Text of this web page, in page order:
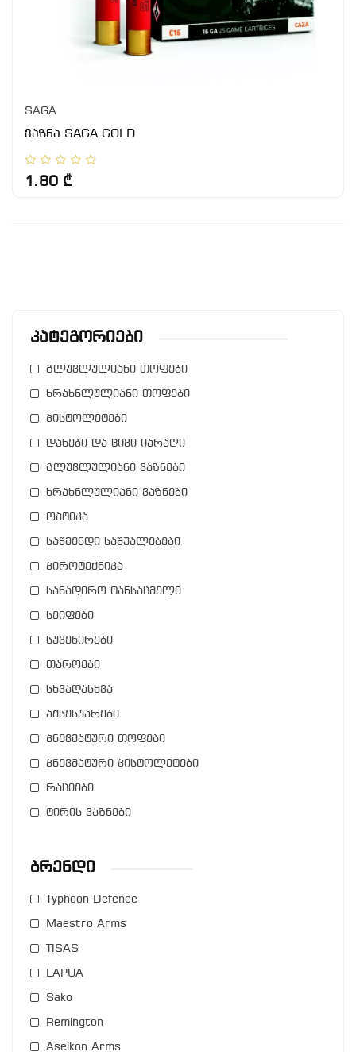
Კატეგორიები
გლუვლულიანი თოფები
ხრახნლულიანი თოფები
პისტოლეტები
დანები და ცივი იარაღი
გლუვლულიანი ვაზნები
ხრახნლულიანი ვაზნები
ოპტიკა
საწმენდი საშუალებები
პიროტექნიკა
სანადირო ტანსაცმელი
სეიფები
სუვენირები
თაროები
სხვადასხვა
აქსესუარები
პნევმატური თოფები
პნევმატური პისტოლეტები
რაციები
ტირის ვაზნები
Ბრენდი
Typhoon Defence
Maestro Arms
TISAS
LAPUA
Sako
Remington
Aselkon Arms
SAGA
ვაზნა SAGA GOLD
1.80 ₾